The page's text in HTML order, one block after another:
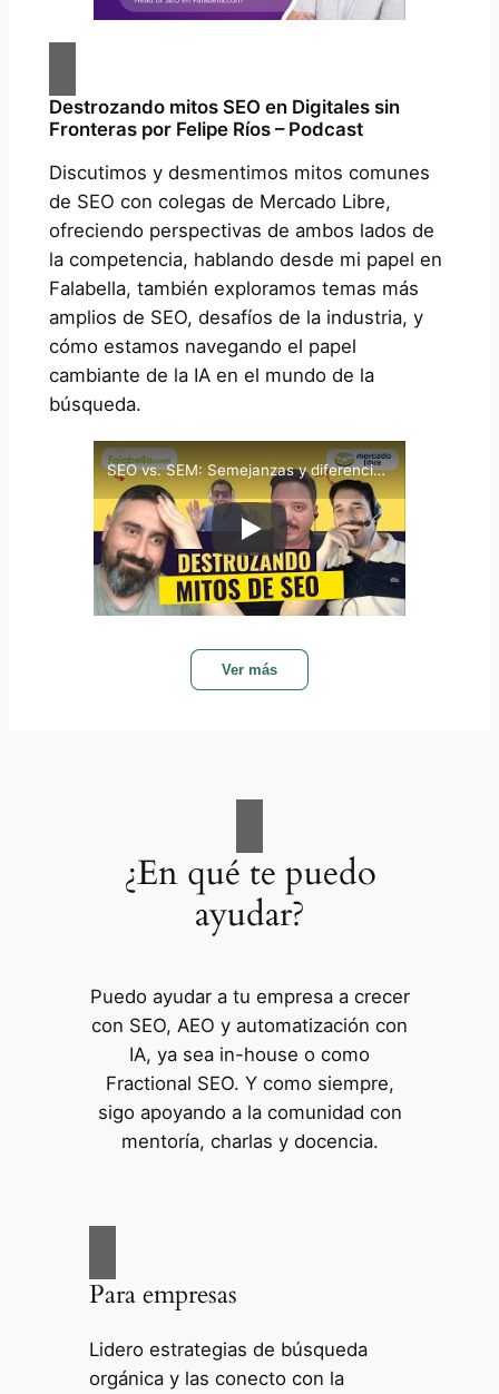
Destrozando mitos SEO en Digitales sin
Fronteras por Felipe Ríos – Podcast
Discutimos y desmentimos mitos comunes
de SEO con colegas de Mercado Libre,
ofreciendo perspectivas de ambos lados de
la competencia, hablando desde mi papel en
Falabella, también exploramos temas más
amplios de SEO, desafíos de la industria, y
cómo estamos navegando el papel
cambiante de la IA en el mundo de la
búsqueda.
SEO vs. SEM: Semejanzas y diferencias (infografía)
Ver más
¿En qué te puedo
ayudar?
Puedo ayudar a tu empresa a crecer
con SEO, AEO y automatización con
IA, ya sea in-house o como
Fractional SEO. Y como siempre,
sigo apoyando a la comunidad con
mentoría, charlas y docencia.
Para empresas
Lidero estrategias de búsqueda
orgánica y las conecto con la